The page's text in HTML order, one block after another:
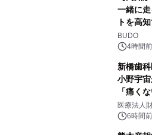
一緒に
トを高
BUDO
4時間前
新橋歯
小野宇宙
「痛く
療計画」
医療法人
6時間前